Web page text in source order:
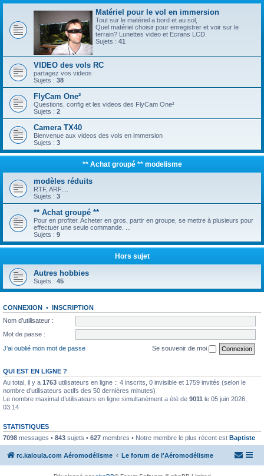
Matériel pour le vol en immersion
Tout sur le matériel a bord et au sol,
Quel matériel choisir pour enregistrer et voir sur le
terrain? Lunettes video et Ecrans LCD.
Sujets : 41
VIDEO des vols RC
partagez vos videos
Sujets : 38
FlyCam One²
Questions, config et les videos des FlyCam One²
Sujets : 2
Camera TX40
Bienvenue aux videos des vols en immersion
Sujets : 3
** Achat groupé ** modelisme
modèles réduits
RTF, ARF....
Sujets : 3
** Achat groupé **
Pour en profiter. Acheter en gros, partir en groupe, se mettre à plusieurs pour
effectuer une seule commande. ...
Sujets : 9
Hors sujet
Autres hobbies
Sujets : 45
CONNEXION • INSCRIPTION
Nom d’utilisateur :
Mot de passe :
J’ai oublié mon mot de passe
Se souvenir de moi
QUI EST EN LIGNE ?
Au total, il y a 1763 utilisateurs en ligne :: 4 inscrits, 0 invisible et 1759 invités (selon le
nombre d’utilisateurs actifs des 50 dernières minutes)
Le nombre maximal d’utilisateurs en ligne simultanément a été de 9011 le 05 juin 2026,
03:14
STATISTIQUES
7098 messages • 843 sujets • 627 membres • Notre membre le plus récent est Baptiste
rc.kaloula.com Aéromodélisme Le forum de l'Aéromodélisme